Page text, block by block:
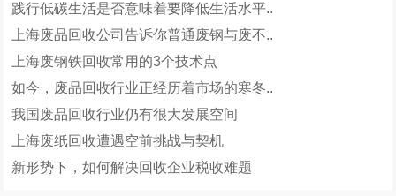
践行低碳生活是否意味着要降低生活水平..
上海废品回收公司告诉你普通废钢与废不..
上海废钢铁回收常用的3个技术点
如今，废品回收行业正经历着市场的寒冬..
我国废品回收行业仍有很大发展空间
上海废纸回收遭遇空前挑战与契机
新形势下，如何解决回收企业税收难题